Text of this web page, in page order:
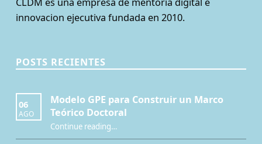
innovacion ejecutiva fundada en 2010.
POSTS RECIENTES
06
AGO
Modelo GPE para Construir un Marco
Teórico Doctoral
Continue reading“Modelo GPE para Construir un Marco Teórico Doctoral”
…